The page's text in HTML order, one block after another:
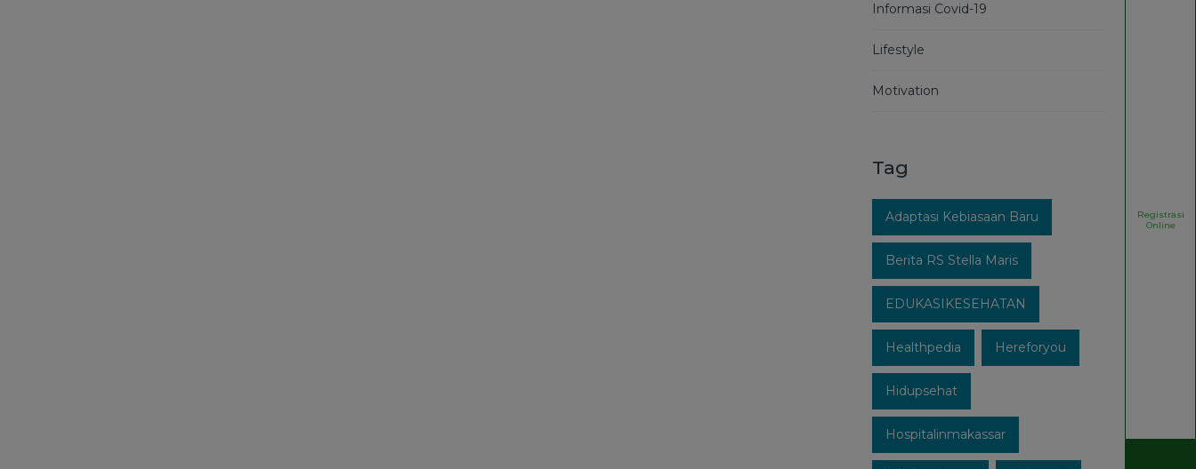
Informasi Covid-19
Lifestyle
Motivation
Tag
Adaptasi Kebiasaan Baru
Berita RS Stella Maris
EDUKASIKESEHATAN
Healthpedia Hereforyou
Hidupsehat
Hospitalinmakassar
Registrasi
Online